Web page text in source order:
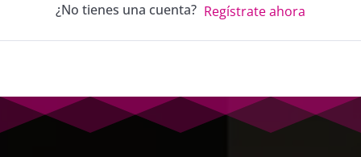
¿No tienes una cuenta? Regístrate ahora